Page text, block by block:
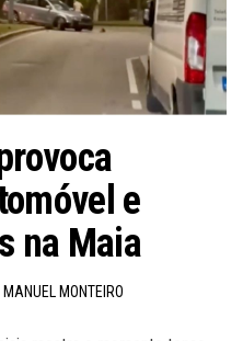
e
na Maia
MANUEL MONTEIRO